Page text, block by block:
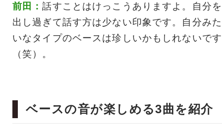
前田：話すことはけっこうありますよ。自分を
出し過ぎて話す方は少ない印象です。自分みた
いなタイプのベースは珍しいかもしれないです
（笑）。
ベースの音が楽しめる3曲を紹介